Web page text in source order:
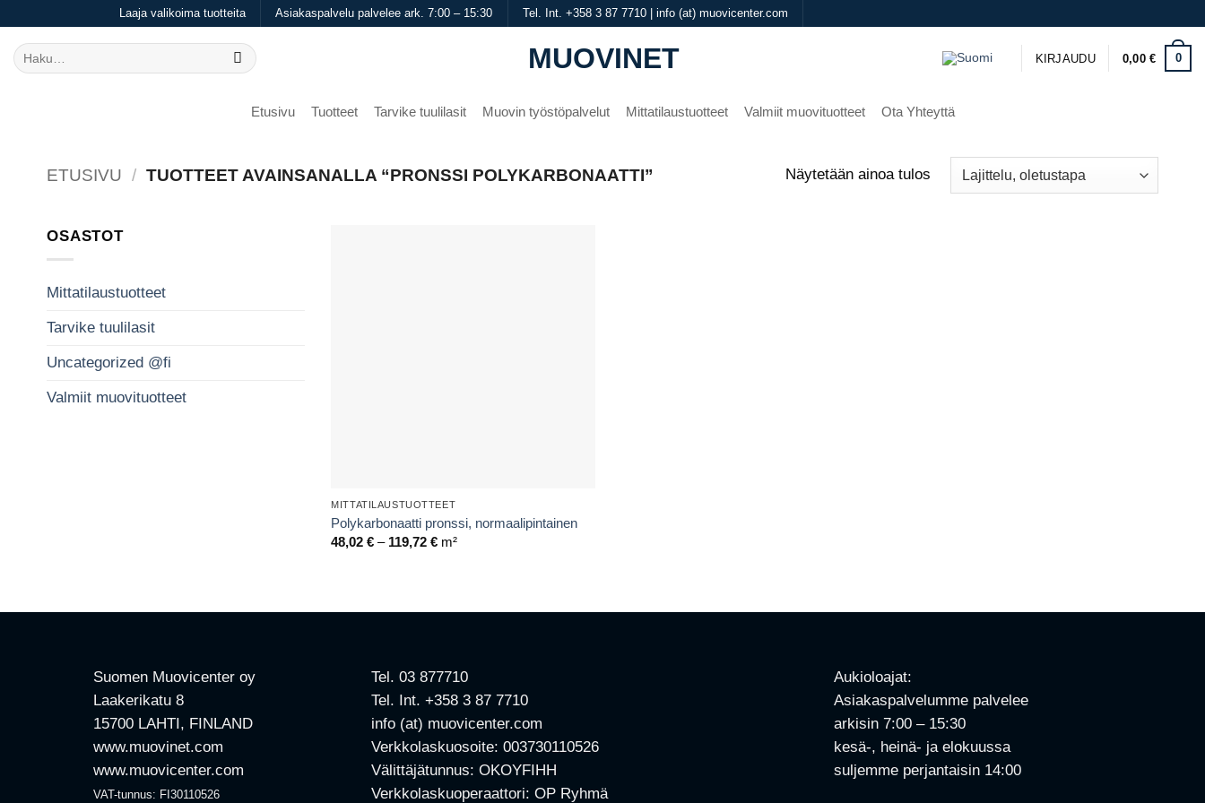
content
Laaja valikoima tuotteita Asiakaspalvelu palvelee ark. 7:00 – 15:30 Tel. Int. +358 3 87 7710 | info (at) muovicenter.com
MUOVINET
Etsi:
KIRJAUDU 0,00€ 0
Etusivu Tuotteet Tarvike tuulilasit Muovin työstöpalvelut Mittatilaustuotteet Valmiit muovituotteet Ota Yhteyttä
ETUSIVU / TUOTTEET AVAINSANALLA “PRONSSI POLYKARBONAATTI” Näytetään ainoa tulos
OSASTOT
Mittatilaustuotteet
Tarvike tuulilasit
Uncategorized @fi
Valmiit muovituotteet
MITTATILAUSTUOTTEET
Polykarbonaatti pronssi, normaalipintainen
48,02€ – 119,72€Hintaluokka:
m²
Suomen Muovicenter oy
Laakerikatu 8
15700 LAHTI, FINLAND
www.muovinet.com
www.muovicenter.com
VAT-tunnus: FI30110526
Tel. 03 877710
Tel. Int. +358 3 87 7710
info (at) muovicenter.com
Verkkolaskuosoite: 003730110526
Välittäjätunnus: OKOYFIHH
Verkkolaskuoperaattori: OP Ryhmä
Aukioloajat:
Asiakaspalvelumme palvelee
arkisin 7:00 – 15:30
kesä-, heinä- ja elokuussa
suljemme perjantaisin 14:00